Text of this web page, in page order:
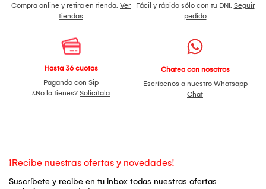
Compra online y retira en tienda. Ver
tiendas
Fácil y rápido sólo con tu DNI. Seguir
pedido
Hasta 36 cuotas
Pagando con Sip
¿No la tienes? Solicítala
Chatea con nosotros
Escríbenos a nuestro Whatsapp
Chat
¡Recibe nuestras ofertas y novedades!
Suscríbete y recibe en tu inbox todas nuestras ofertas